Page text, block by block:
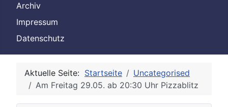
Archiv
Impressum
Datenschutz
Aktuelle Seite: Startseite
Uncategorised
Am Freitag 29.05. ab 20:30 Uhr Pizzablitz